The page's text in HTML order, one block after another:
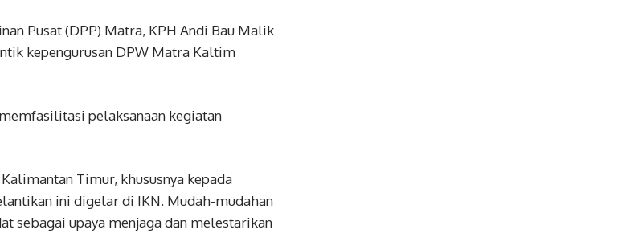
Pusat (DPP) Matra, KPH Andi Bau Malik
kepengurusan DPW Matra Kaltim
pelaksanaan kegiatan
Timur, khususnya kepada
ini digelar di IKN. Mudah-mudahan
sebagai upaya menjaga dan melestarikan